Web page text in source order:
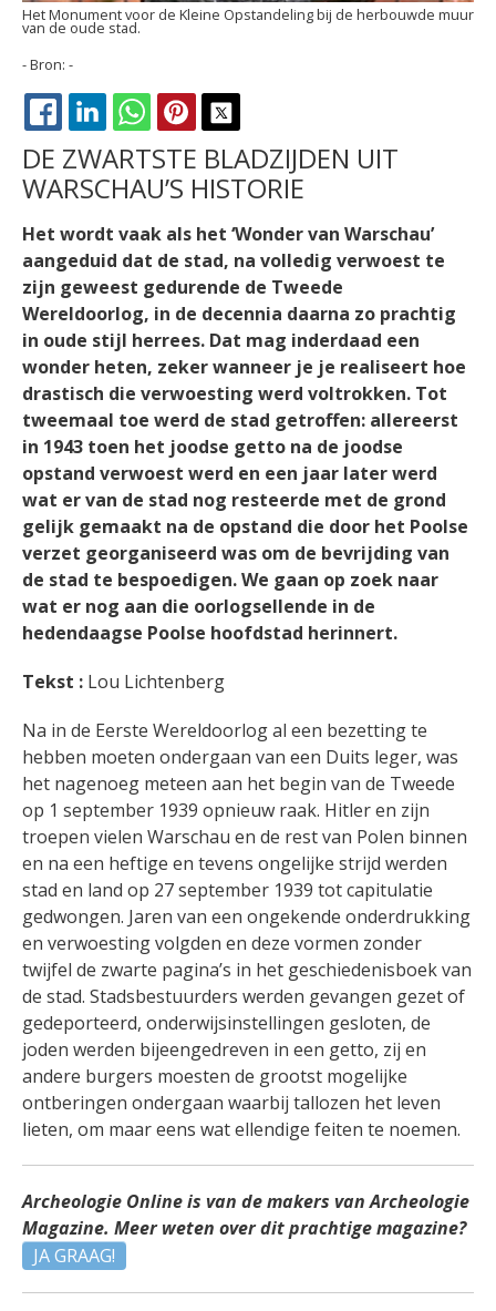
Het Monument voor de Kleine Opstandeling bij de herbouwde muur
van de oude stad.
-
FACEBOOK
LINKEDINWHATSAPPPINTEREST
DE ZWARTSTE BLADZIJDEN UIT
WARSCHAU’S HISTORIE
Het wordt vaak als het ‘Wonder van Warschau’
aangeduid dat de stad, na volledig verwoest te
zijn geweest gedurende de Tweede
Wereldoorlog, in de decennia daarna zo prachtig
in oude stijl herrees. Dat mag inderdaad een
wonder heten, zeker wanneer je je realiseert hoe
drastisch die verwoesting werd voltrokken. Tot
tweemaal toe werd de stad getroffen: allereerst
in 1943 toen het joodse getto na de joodse
opstand verwoest werd en een jaar later werd
wat er van de stad nog resteerde met de grond
gelijk gemaakt na de opstand die door het Poolse
verzet georganiseerd was om de bevrijding van
de stad te bespoedigen. We gaan op zoek naar
wat er nog aan die oorlogsellende in de
hedendaagse Poolse hoofdstad herinnert.
Tekst : Lou Lichtenberg
Na in de Eerste Wereldoorlog al een bezetting te
hebben moeten ondergaan van een Duits leger, was
het nagenoeg meteen aan het begin van de Tweede
op 1 september 1939 opnieuw raak. Hitler en zijn
troepen vielen Warschau en de rest van Polen binnen
en na een heftige en tevens ongelijke strijd werden
stad en land op 27 september 1939 tot capitulatie
gedwongen. Jaren van een ongekende onderdrukking
en verwoesting volgden en deze vormen zonder
twijfel de zwarte pagina’s in het geschiedenisboek van
de stad. Stadsbestuurders werden gevangen gezet of
gedeporteerd, onderwijsinstellingen gesloten, de
joden werden bijeengedreven in een getto, zij en
andere burgers moesten de grootst mogelijke
ontberingen ondergaan waarbij tallozen het leven
lieten, om maar eens wat ellendige feiten te noemen.
Archeologie Online is van de makers van Archeologie
Magazine. Meer weten over dit prachtige magazine?
JA GRAAG!